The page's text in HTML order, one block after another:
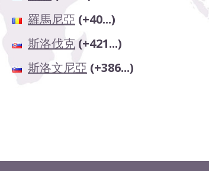
羅馬尼亞 (+40...)
斯洛伐克 (+421...)
斯洛文尼亞 (+386...)